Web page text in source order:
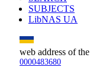
SUBJECTS
LibNAS UA
web address of
0000483680